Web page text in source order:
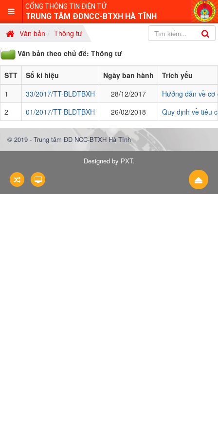
CỔNG THÔNG TIN ĐIỆN TỬ
TRUNG TÂM ĐDNCC-BTXH HÀ TĨNH
Văn bản Thông tư
Văn bản theo chủ đề: Thông tư
STT Số kí hiệu Ngày ban hành
Trích yếu
1
33/2017/TT-BLĐTBXH 28/12/2017
Hướng dẫn về
2
01/2017/TT-BLĐTBXH 26/02/2018 Quy định về tiêu
© 2019 - Trung tâm ĐD NCC-BTXH Hà Tĩnh
Designed by PXT.